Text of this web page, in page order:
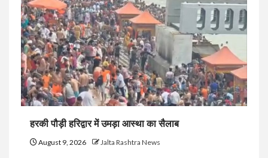
हरकी पौड़ी हरिद्वार में उमड़ा आस्था का सैलाब
August 9, 2026 Jalta Rashtra News